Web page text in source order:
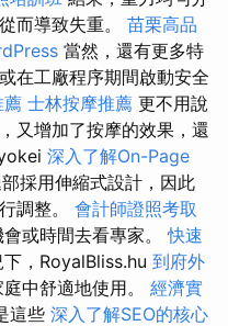
而導致失重。 苗栗高品
當然，還有更多特
在工廠程序期間啟動安全
薦 士林按摩推薦 更不用說
又增加了按摩的效果，還
深入了解On-Page
採用伸縮式設計，因此
調整。 會計師證照考取
會或時間去看專家。快速
，RoyalBliss.hu 到府外
中舒適地使用。 經濟實
這些 深入了解SEO的核心